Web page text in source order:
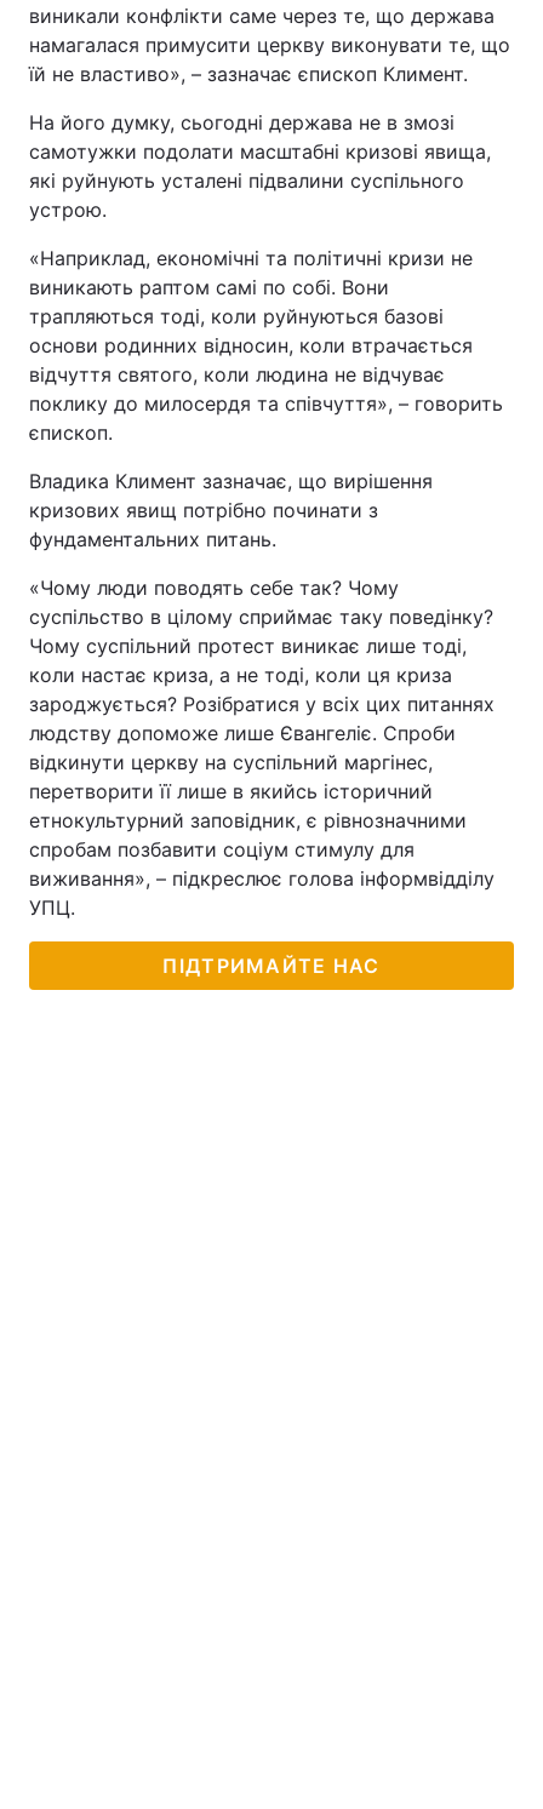
виникали конфлікти саме через те, що держава
намагалася примусити церкву виконувати те, що
їй не властиво», – зазначає єпископ Климент.
На його думку, сьогодні держава не в змозі
самотужки подолати масштабні кризові явища,
які руйнують усталені підвалини суспільного
устрою.
«Наприклад, економічні та політичні кризи не
виникають раптом самі по собі. Вони
трапляються тоді, коли руйнуються базові
основи родинних відносин, коли втрачається
відчуття святого, коли людина не відчуває
поклику до милосердя та співчуття», – говорить
єпископ.
Владика Климент зазначає, що вирішення
кризових явищ потрібно починати з
фундаментальних питань.
«Чому люди поводять себе так? Чому
суспільство в цілому сприймає таку поведінку?
Чому суспільний протест виникає лише тоді,
коли настає криза, а не тоді, коли ця криза
зароджується? Розібратися у всіх цих питаннях
людству допоможе лише Євангеліє. Спроби
відкинути церкву на суспільний маргінес,
перетворити її лише в якийсь історичний
етнокультурний заповідник, є рівнозначними
спробам позбавити соціум стимулу для
виживання», – підкреслює голова інформвідділу
УПЦ.
ПІДТРИМАЙТЕ НАС